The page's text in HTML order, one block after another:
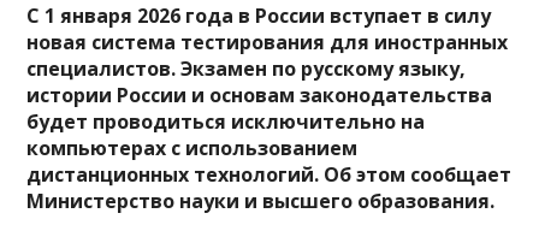
С 1 января 2026 года в России вступает в силу
новая система тестирования для иностранных
специалистов. Экзамен по русскому языку,
истории России и основам законодательства
будет проводиться исключительно на
компьютерах с использованием
дистанционных технологий. Об этом сообщает
Министерство науки и высшего образования.